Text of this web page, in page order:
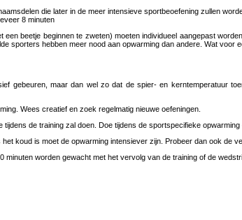
die later in de meer intensieve sportbeoefening zullen
8 minuten
beetje beginnen te zweten) moeten individueel aangepast
sporters hebben meer nood aan opwarming dan andere. Wat
gebeuren, maar dan wel zo dat de spier- en kerntemperatuur
Wees creatief en zoek regelmatig nieuwe oefeningen.
de training zal doen. Doe tijdens de sportspecifieke
koud is moet de opwarming intensiever zijn. Probeer dan ook de
minuten worden gewacht met het vervolg van de training of de